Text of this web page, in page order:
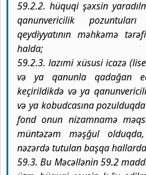
59.2.2. hüquqi şəxsin
qanunvericilik
qeydiyyatının məhkəmə
halda;
59.2.3. lazımi xüsusi icazə
və ya qanunla qadağan
keçirildikdə və ya
və ya kobudcasına
fond onun nizamnamə
müntəzəm məşğul
nəzərdə tutulan başqa
59.3. Bu Məcəllənin 59.2